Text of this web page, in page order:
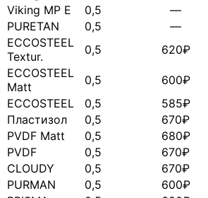
Viking MP Е
0,5 —
PURETAN
0,5 —
ECCOSTEEL
Textur.
0,5 620₽
ECCOSTEEL
Matt
0,5 600₽
ECCOSTEEL
0,5 585₽
Пластизол
0,5 670₽
PVDF Matt
0,5 680₽
PVDF
0,5 670₽
CLOUDY
0,5 670₽
PURMAN
0,5 600₽